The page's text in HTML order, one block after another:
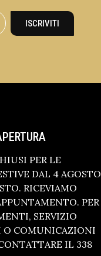
ISCRIVITI
PER LE
DAL 4 AGOSTO
RICEVIAMO
PER
SERVIZIO
O COMUNICAZIONI
IL 338